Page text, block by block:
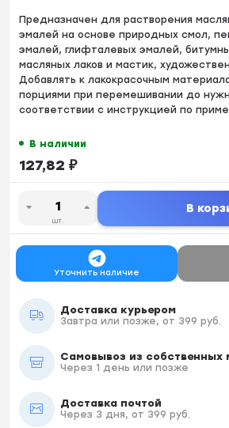
Предназначен для растворения
эмалей на основе природных смол,
эмалей, глифталевых эмалей,
масляных лаков и мастик,
Добавлять к лакокрасочным
порциями при перемешивании до
соответствии с инструкцией по
В наличии
127,82 ₽
шт.
В
Уточнить наличие
Доставка курьером
Завтра или позже, от 399 руб.
Самовывоз из собственных
Через 1 день или позже
Доставка почтой
Через 3 дня, от 399 руб.